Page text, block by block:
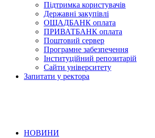
Підтримка користувачів
Державні закупівлі
ОЩАДБАНК оплата
ПРИВАТБАНК оплата
Поштовий сервер
Програмне забезпечення
Інституційний репозитарій
Сайти університету
Запитати у ректора
НОВИНИ